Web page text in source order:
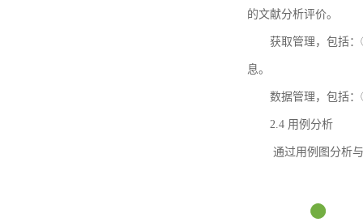
的文献分析评价。
获取管理，包括
息。
数据管理，包括
2.4 用例分析
通过用例图分析